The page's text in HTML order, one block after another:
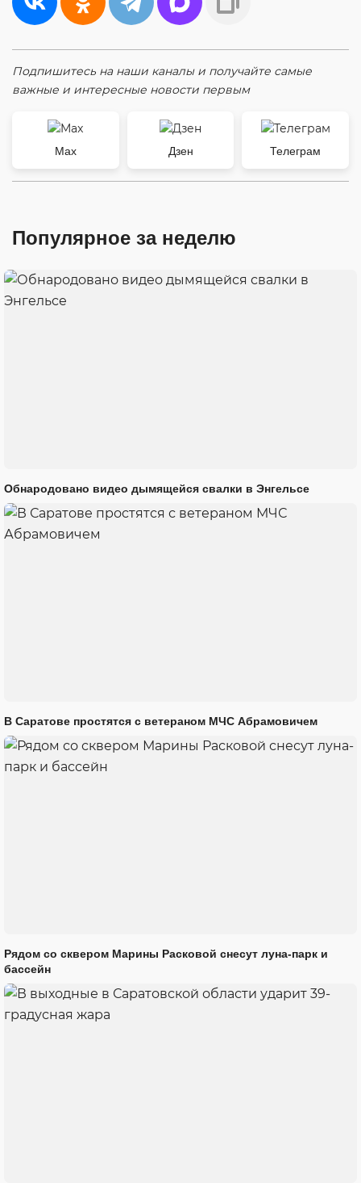
Подпишитесь на наши каналы и получайте самые
важные и интересные новости первым
Max Дзен Телеграм
Популярное за неделю
Обнародовано видео дымящейся свалки в Энгельсе
В Саратове простятся с ветераном МЧС Абрамовичем
Рядом со сквером Марины Расковой снесут луна-парк и
бассейн